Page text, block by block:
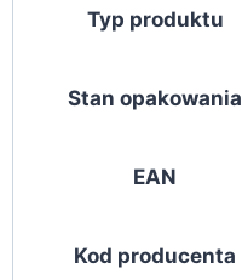
Typ produktu
Stan opakowania
EAN
Kod producenta